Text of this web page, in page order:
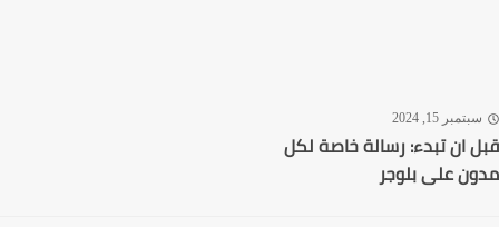
15, 2024
ان تبدء: رسالة خاصة لكل
على بلوجر